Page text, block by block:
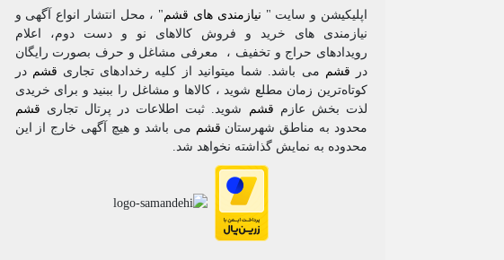
اپلیکیشن و سایت " نیازمندی های قشم" ، محل انتشار انواع آگهی و
نیازمندی های خرید و فروش کالاهای نو و دست‌ دوم، اعلام
رویدادهای حراج و تخفیف ، معرفی مشاغل و حرف بصورت رایگان
در قشم می باشد. شما میتوانید از کلیه رخدادهای تجاری قشم در
کوتاه‌ترین زمان مطلع شوید ، کالاها و مشاغل را ببنید و برای خریدی
لذت بخش عازم قشم شوید. ثبت اطلاعات در پرتال تجاری قشم
محدود به مناطق شهرستان قشم می باشد و هیچ آگهی خارج از این
محدوده به نمایش گذاشته نخواهد شد.